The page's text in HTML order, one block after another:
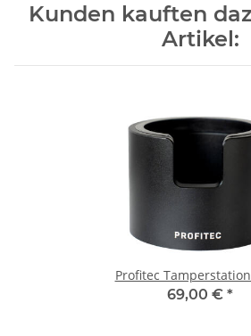
Kunden kauften
Artikel:
Profitec
69,00 € *